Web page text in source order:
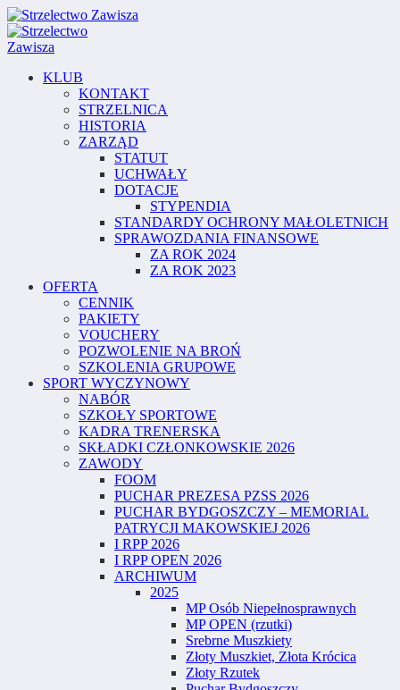
KLUB
KONTAKT
STRZELNICA
HISTORIA
ZARZĄD
STATUT
UCHWAŁY
DOTACJE
STYPENDIA
STANDARDY OCHRONY MAŁOLETNICH
SPRAWOZDANIA FINANSOWE
ZA ROK 2024
ZA ROK 2023
OFERTA
CENNIK
PAKIETY
VOUCHERY
POZWOLENIE NA BROŃ
SZKOLENIA GRUPOWE
SPORT WYCZYNOWY
NABÓR
SZKOŁY SPORTOWE
KADRA TRENERSKA
SKŁADKI CZŁONKOWSKIE 2026
ZAWODY
FOOM
PUCHAR PREZESA PZSS 2026
PUCHAR BYDGOSZCZY – MEMORIAL
PATRYCJI MAKOWSKIEJ 2026
I RPP 2026
I RPP OPEN 2026
ARCHIWUM
2025
MP Osób Niepełnosprawnych
MP OPEN (rzutki)
Srebrne Muszkiety
Złoty Muszkiet, Złota Krócica
Złoty Rzutek